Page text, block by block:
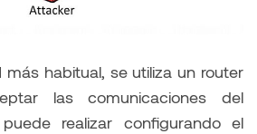
más habitual, se utiliza un router
las comunicaciones del
realizar configurando el